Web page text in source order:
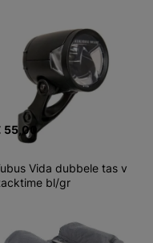
55,00
Vida dubbele tas v
bl/gr